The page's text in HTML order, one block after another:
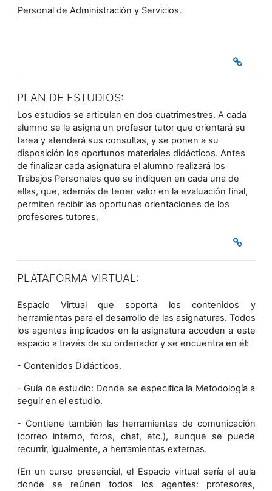
Personal de Administración y Servicios.
PLAN DE ESTUDIOS:
Los estudios se articulan en dos cuatrimestres. A cada
alumno se le asigna un profesor tutor que orientará su
tarea y atenderá sus consultas, y se ponen a su
disposición los oportunos materiales didácticos. Antes
de finalizar cada asignatura el alumno realizará los
Trabajos Personales que se indiquen en cada una de
ellas, que, además de tener valor en la evaluación final,
permiten recibir las oportunas orientaciones de los
profesores tutores.
PLATAFORMA VIRTUAL:
Espacio Virtual que soporta los contenidos y
herramientas para el desarrollo de las asignaturas. Todos
los agentes implicados en la asignatura acceden a este
espacio a través de su ordenador y se encuentra en él:
- Contenidos Didácticos.
- Guía de estudio: Donde se especifica la Metodología a
seguir en el estudio.
- Contiene también las herramientas de comunicación
(correo interno, foros, chat, etc.), aunque se puede
recurrir, igualmente, a herramientas externas.
(En un curso presencial, el Espacio virtual sería el aula
donde se reúnen todos los agentes: profesores,